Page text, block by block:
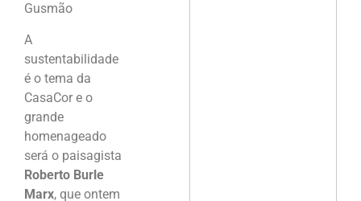
Gusmão
A
sustentabilidade
é o tema da
CasaCor e o
grande
homenageado
será o paisagista
Roberto Burle
Marx, que ontem